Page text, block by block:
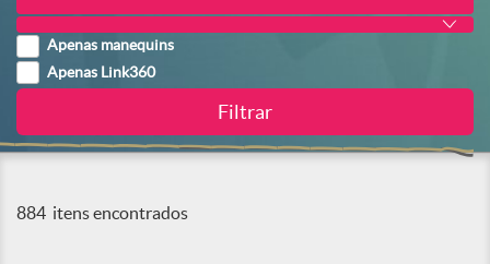
Apenas manequins
Apenas Link360
884 itens encontrados